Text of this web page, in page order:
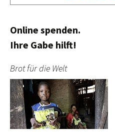
Online spenden.
Ihre Gabe hilft!
Brot für die Welt